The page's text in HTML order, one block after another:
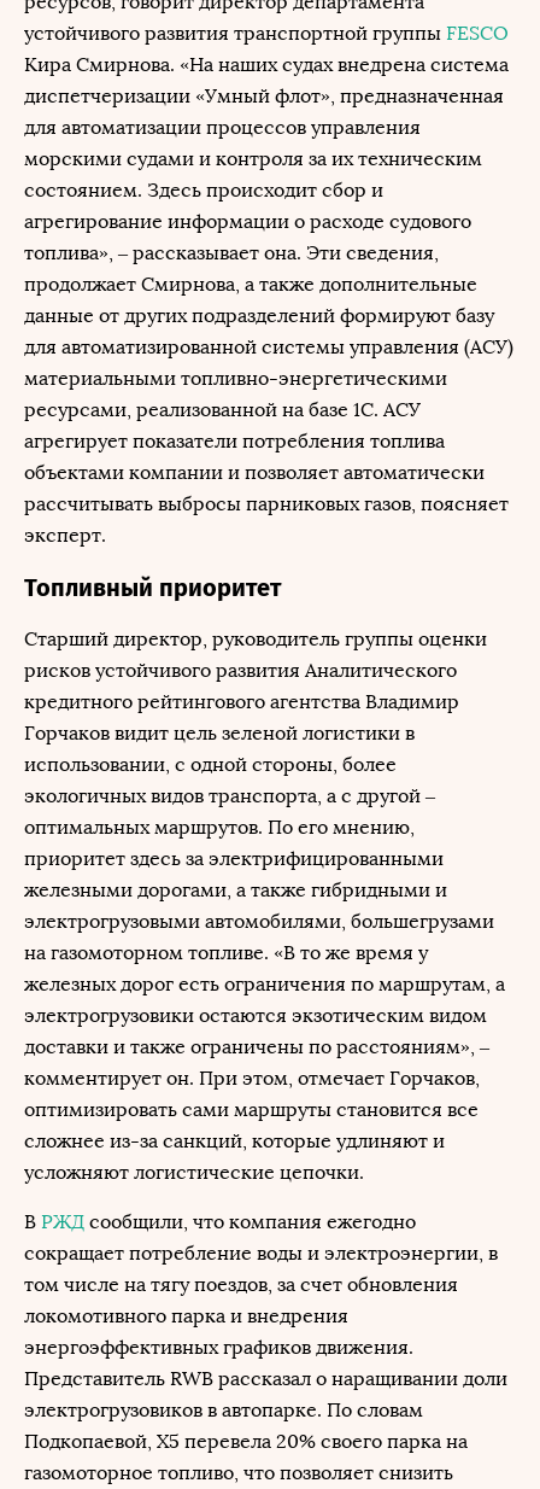
устойчивого развития транспортной группы FESCO
Кира Смирнова. «На наших судах внедрена система
диспетчеризации «Умный флот», предназначенная
для автоматизации процессов управления
морскими судами и контроля за их техническим
состоянием. Здесь происходит сбор и
агрегирование информации о расходе судового
топлива», – рассказывает она. Эти сведения,
продолжает Смирнова, а также дополнительные
данные от других подразделений формируют базу
для автоматизированной системы управления (АСУ)
материальными топливно-энергетическими
ресурсами, реализованной на базе 1С. АСУ
агрегирует показатели потребления топлива
объектами компании и позволяет автоматически
рассчитывать выбросы парниковых газов, поясняет
эксперт.
Топливный приоритет
Старший директор, руководитель группы оценки
рисков устойчивого развития Аналитического
кредитного рейтингового агентства Владимир
Горчаков видит цель зеленой логистики в
использовании, с одной стороны, более
экологичных видов транспорта, а с другой –
оптимальных маршрутов. По его мнению,
приоритет здесь за электрифицированными
железными дорогами, а также гибридными и
электрогрузовыми автомобилями, большегрузами
на газомоторном топливе. «В то же время у
железных дорог есть ограничения по маршрутам, а
электрогрузовики остаются экзотическим видом
доставки и также ограничены по расстояниям», –
комментирует он. При этом, отмечает Горчаков,
оптимизировать сами маршруты становится все
сложнее из-за санкций, которые удлиняют и
усложняют логистические цепочки.
В РЖД сообщили, что компания ежегодно
сокращает потребление воды и электроэнергии, в
том числе на тягу поездов, за счет обновления
локомотивного парка и внедрения
энергоэффективных графиков движения.
Представитель RWB рассказал о наращивании доли
электрогрузовиков в автопарке. По словам
Подкопаевой, X5 перевела 20% своего парка на
газомоторное топливо, что позволяет снизить